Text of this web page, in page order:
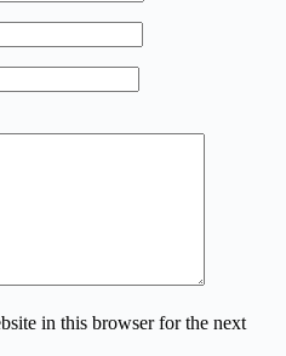
in this browser for the next